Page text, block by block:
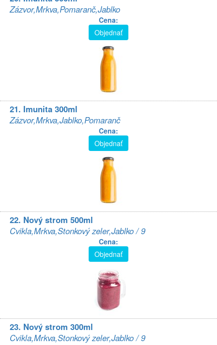
Zázvor,Mrkva,Pomaranč,Jablko
Cena:
Objednať
21. Imunita 300ml
Zázvor,Mrkva,Jablko,Pomaranč
Cena:
Objednať
22. Nový strom 500ml
Cvikla,Mrkva,Stonkový zeler,Jablko / 9
Cena:
Objednať
23. Nový strom 300ml
Cvikla,Mrkva,Stonkový zeler,Jablko / 9